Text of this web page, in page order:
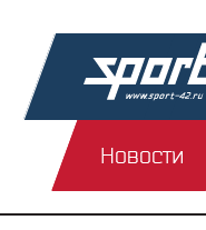
Новости